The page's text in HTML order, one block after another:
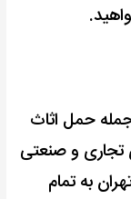
جمله حمل اثاث
تجاری و صنعتی
به تمام